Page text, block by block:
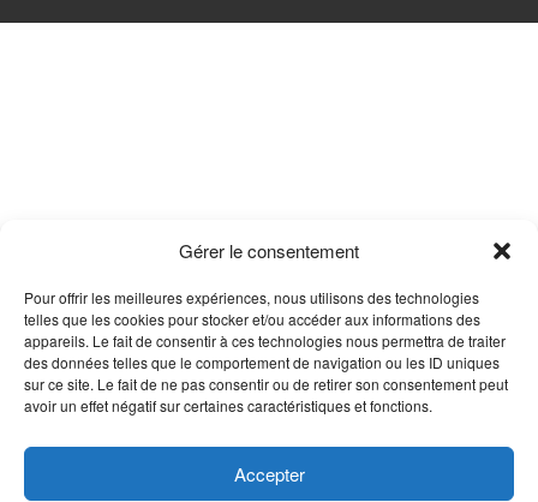
Gérer le consentement
Pour offrir les meilleures expériences, nous utilisons des technologies
telles que les cookies pour stocker et/ou accéder aux informations des
appareils. Le fait de consentir à ces technologies nous permettra de traiter
des données telles que le comportement de navigation ou les ID uniques
sur ce site. Le fait de ne pas consentir ou de retirer son consentement peut
avoir un effet négatif sur certaines caractéristiques et fonctions.
Accepter